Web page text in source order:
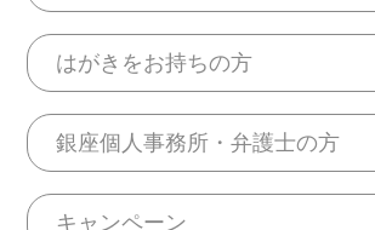
はがきをお持ちの方
銀座個人事務所・弁護士の方
キャンペーン